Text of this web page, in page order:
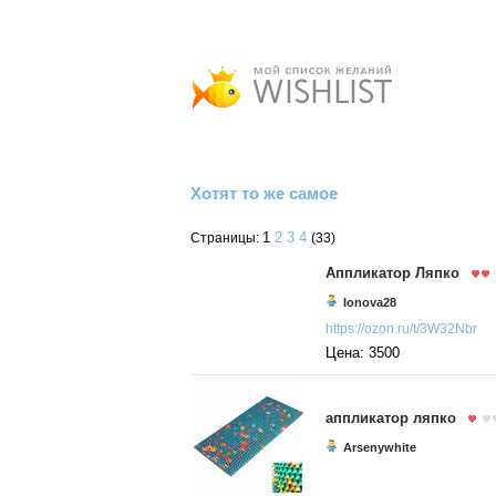
Хотят то же самое
Страницы: 1 2 3 4 (33)
Аппликатор Ляпко
Ionova28
https://ozon.ru/t/3W32Nbr
Цена: 3500
аппликатор ляпко
Arsenywhite